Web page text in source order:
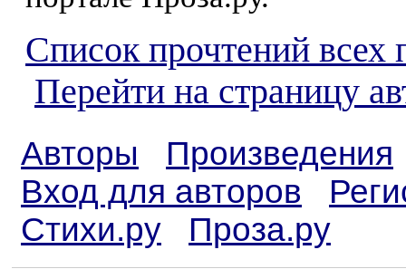
Список прочтений всех
Перейти на страницу
Авторы
Произведения
Вход для авторов
Стихи.ру
Проза.ру